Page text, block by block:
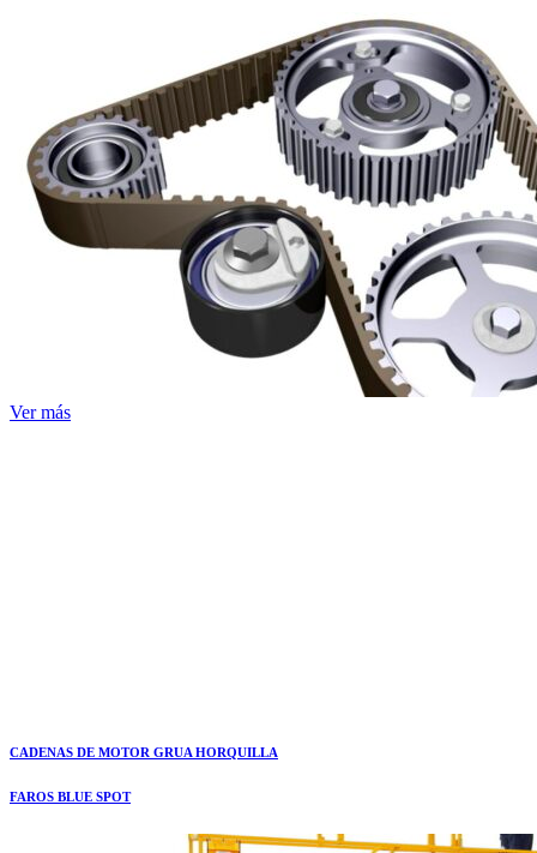
Ver más
CADENAS DE MOTOR GRUA HORQUILLA
FAROS BLUE SPOT